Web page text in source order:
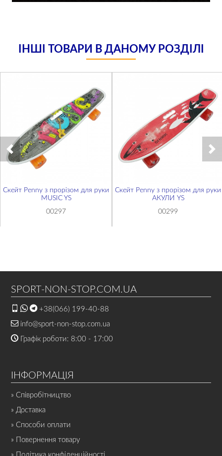
ІНШІ ТОВАРИ В ДАНОМУ РОЗДІЛІ
Скейт Penny з прорізом для руки
MUSIC YS
00297
Скейт Penny з прорізом для руки
АКУЛИ YS
00299
SPORT-NON-STOP.COM.UA
+38(066) 199-40-88
info@sport-non-stop.com.ua
Графік роботи: 8:00 - 17:00
ІНФОРМАЦІЯ
» Співробітництво
» Доставка
» Способи оплати
» Повернення товару